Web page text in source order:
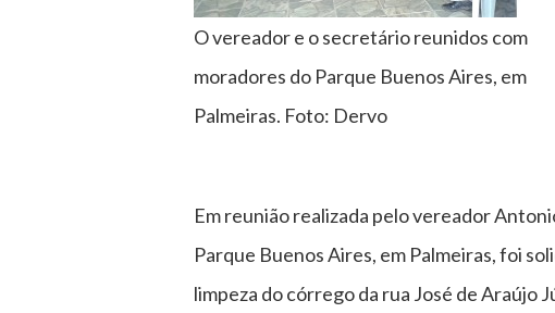
O vereador e o secretário reunidos com
moradores do Parque Buenos Aires, em
Palmeiras. Foto: Dervo
Em reunião realizada pelo vereador
Parque Buenos Aires, em Palmeiras, foi
limpeza do córrego da rua José de Araújo